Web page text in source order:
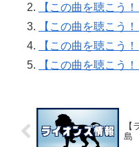
【この曲を聴こう
【この曲を聴こう
【この曲を聴こう
【この曲を聴こう
島